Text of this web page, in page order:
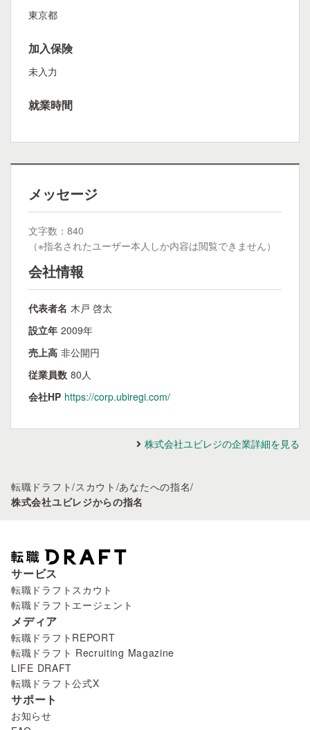
東京都
加入保険
未入力
就業時間
メッセージ
文字数：840
（※指名されたユーザー本人しか内容は閲覧できません）
会社情報
代表者名 木戸 啓太
設立年 2009年
売上高 非公開円
従業員数 80人
会社HP https://corp.ubiregi.com/
株式会社ユビレジの企業詳細を見る
転職ドラフト/スカウト /あなたへの指名/
株式会社ユビレジからの指名
サービス
転職ドラフトスカウト
転職ドラフトエージェント
メディア
転職ドラフトREPORT
転職ドラフト Recruiting Magazine
LIFE DRAFT
転職ドラフト公式X
サポート
お知らせ